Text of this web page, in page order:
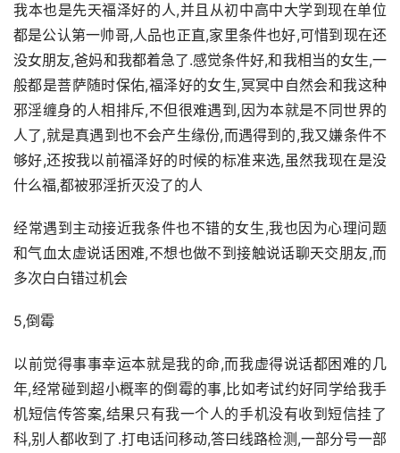
我本也是先天福泽好的人,并且从初中高中大学到现在单位
都是公认第一帅哥,人品也正直,家里条件也好,可惜到现在还
没女朋友,爸妈和我都着急了.感觉条件好,和我相当的女生,一
般都是菩萨随时保佑,福泽好的女生,冥冥中自然会和我这种
邪淫缠身的人相排斥,不但很难遇到,因为本就是不同世界的
人了,就是真遇到也不会产生缘份,而遇得到的,我又嫌条件不
够好,还按我以前福泽好的时候的标准来选,虽然我现在是没
什么福,都被邪淫折灭没了的人
经常遇到主动接近我条件也不错的女生,我也因为心理问题
和气血太虚说话困难,不想也做不到接触说话聊天交朋友,而
多次白白错过机会
5,倒霉
以前觉得事事幸运本就是我的命,而我虚得说话都困难的几
年,经常碰到超小概率的倒霉的事,比如考试约好同学给我手
机短信传答案,结果只有我一个人的手机没有收到短信挂了
科,别人都收到了.打电话问移动,答曰线路检测,一部分号一部